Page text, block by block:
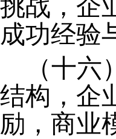
挑战，企
成功经验
（十
结构，企
励，商业